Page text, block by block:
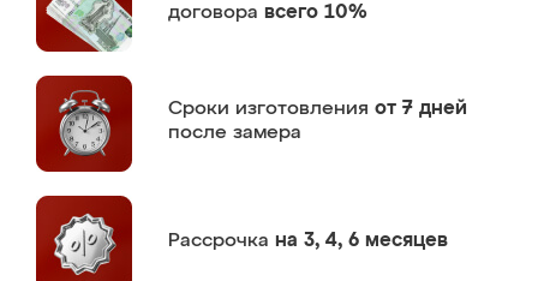
договора всего 10%
Сроки изготовления от 7 дней
после замера
Рассрочка на 3, 4, 6 месяцев